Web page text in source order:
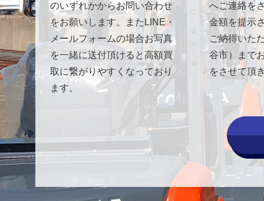
のいずれかからお問い合わせ
をお願いします。またLINE・
メールフォームの場合お写真
を一緒に送付頂けると高額買
取に繋がりやすくなっており
ます。
へご連絡を
金額を提示
ご納得いた
谷市）まで
をさせて頂